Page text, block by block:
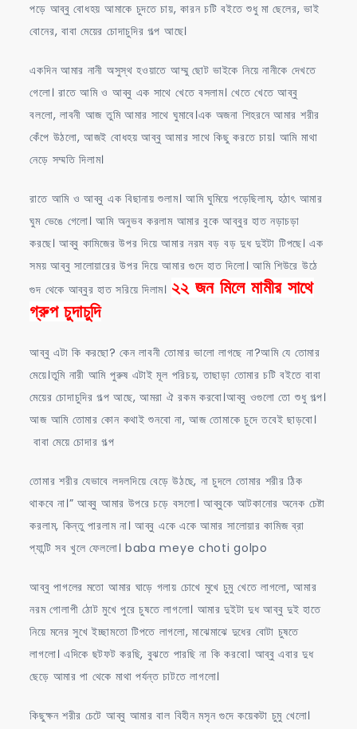
পড়ে আব্বু বোধহয় আমাকে চুদতে চায়, কারন চটি বইতে শুধু মা ছেলের, ভাই
বোনের, বাবা মেয়ের চোদাচুদির গল্প আছে।
একদিন আমার নানী অসুস্থ হওয়াতে আম্মু ছোট ভাইকে নিয়ে নানীকে দেখতে
গেলো। রাতে আমি ও আব্বু এক সাথে খেতে বসলাম। খেতে খেতে আব্বু
বললো, লাবনী আজ তুমি আমার সাথে ঘুমাবে।এক অজনা শিহরনে আমার শরীর
কেঁপে উঠলো, আজই বোধহয় আব্বু আমার সাথে কিছু করতে চায়। আমি মাথা
নেড়ে সম্মতি দিলাম।
রাতে আমি ও আব্বু এক বিছানায় শুলাম। আমি ঘুমিয়ে পড়েছিলাম, হঠাৎ আমার
ঘুম ভেঙে গেলো। আমি অনুভব করলাম আমার বুকে আব্বুর হাত নড়াচড়া
করছে। আব্বু কামিজের উপর দিয়ে আমার নরম বড় বড় দুধ দুইটা টিপছে। এক
সময় আব্বু সালোয়ারের উপর দিয়ে আমার গুদে হাত দিলো। আমি শিউরে উঠে
গুদ থেকে আব্বুর হাত সরিয়ে দিলাম। ২২ জন মিলে মামীর সাথে
গ্রুপ চুদাচুদি
আব্বু এটা কি করছো? কেন লাবনী তোমার ভালো লাগছে না?আমি যে তোমার
মেয়ে।তুমি নারী আমি পুরুষ এটাই মূল পরিচয়, তাছাড়া তোমার চটি বইতে বাবা
মেয়ের চোদাচুদির গল্প আছে, আমরা ঐ রকম করবো।আব্বু ওগুলো তো শুধু গল্প।
আজ আমি তোমার কোন কথাই শুনবো না, আজ তোমাকে চুদে তবেই ছাড়বো।
বাবা মেয়ে চোদার গল্প
তোমার শরীর যেভাবে লদলদিয়ে বেড়ে উঠছে, না চুদলে তোমার শরীর ঠিক
থাকবে না।” আব্বু আমার উপরে চড়ে বসলো। আব্বুকে আটকানোর অনেক চেষ্টা
করলাম, কিন্তু পারলাম না। আব্বু একে একে আমার সালোয়ার কামিজ ব্রা
প্যান্টি সব খুলে ফেললো। baba meye choti golpo
আব্বু পাগলের মতো আমার ঘাড়ে গলায় চোখে মুখে চুমু খেতে লাগলো, আমার
নরম গোলাপী ঠোট মুখে পুরে চুষতে লাগলো। আমার দুইটা দুধ আব্বু দুই হাতে
নিয়ে মনের সুখে ইচ্ছামতো টিপতে লাগলো, মাঝেমাঝে দুধের বোটা চুষতে
লাগলো। এদিকে ছটফট করছি, বুঝতে পারছি না কি করবো। আব্বু এবার দুধ
ছেড়ে আমার পা থেকে মাথা পর্যন্ত চাটতে লাগলো।
কিছুক্ষন শরীর চেটে আব্বু আমার বাল বিহীন মসৃন গুদে কয়েকটা চুমু খেলো।